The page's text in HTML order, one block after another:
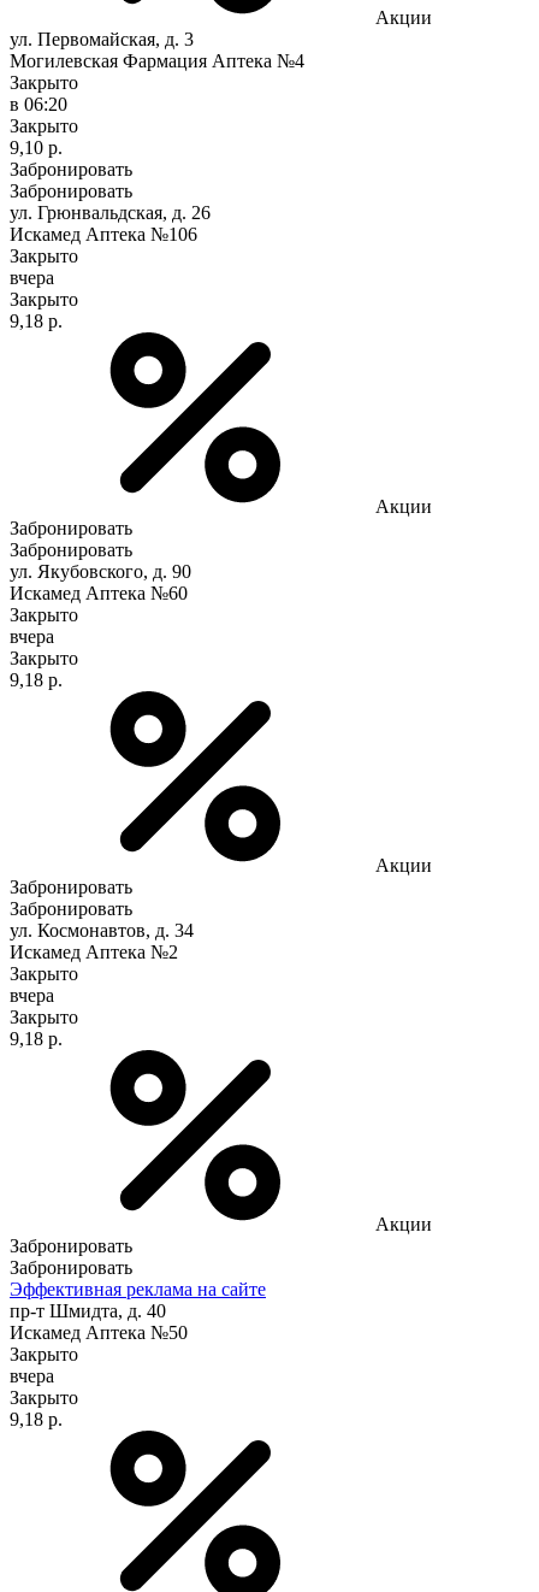
Акции
ул. Первомайская, д. 3
Могилевская Фармация Аптека №4
Закрыто
в 06:20
Закрыто
9,10 р.
Забронировать
Забронировать
ул. Грюнвальдская, д. 26
Искамед Аптека №106
Закрыто
вчера
Закрыто
9,18 р.
Акции
Забронировать
Забронировать
ул. Якубовского, д. 90
Искамед Аптека №60
Закрыто
вчера
Закрыто
9,18 р.
Акции
Забронировать
Забронировать
ул. Космонавтов, д. 34
Искамед Аптека №2
Закрыто
вчера
Закрыто
9,18 р.
Акции
Забронировать
Забронировать
Эффективная реклама на сайте
пр-т Шмидта, д. 40
Искамед Аптека №50
Закрыто
вчера
Закрыто
9,18 р.